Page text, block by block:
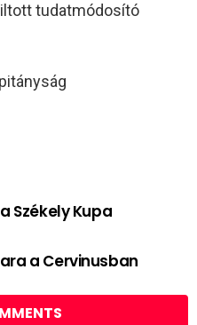
tudatmódosító
Székely Kupa
a Cervinusban